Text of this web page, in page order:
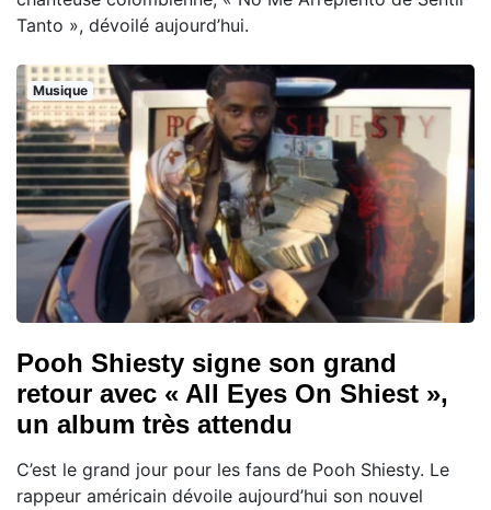
Tanto », dévoilé aujourd’hui.
Musique
Pooh Shiesty signe son grand
retour avec « All Eyes On Shiest »,
un album très attendu
C’est le grand jour pour les fans de Pooh Shiesty. Le
rappeur américain dévoile aujourd’hui son nouvel